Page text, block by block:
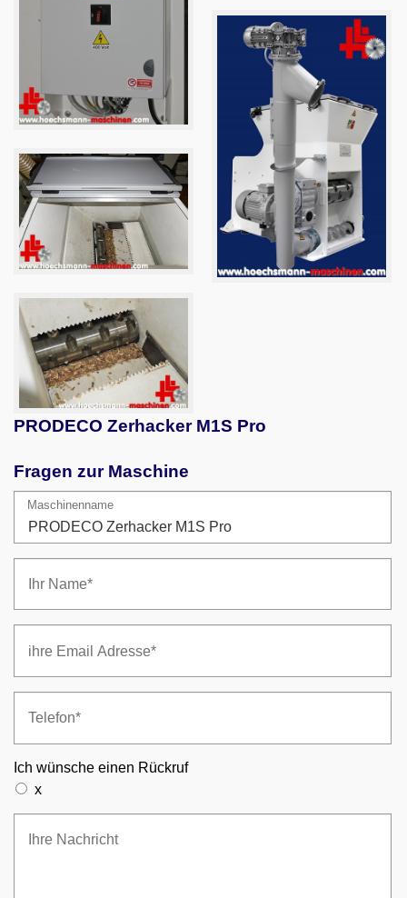
PRODECO Zerhacker M1S Pro
Fragen zur Maschine
Maschinenname
Ich wünsche einen Rückruf
x